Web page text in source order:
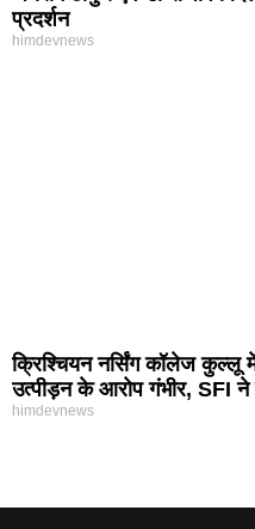
प्रदर्शन
himdevnews
क्रिश्चियन नर्सिंग कॉलेज कुल्लू
उत्पीड़न के आरोप गंभीर, SFI ने
himdevnews